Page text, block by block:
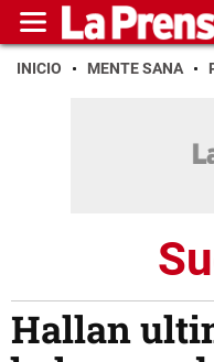
INICIO MENTE SANA
Hallan